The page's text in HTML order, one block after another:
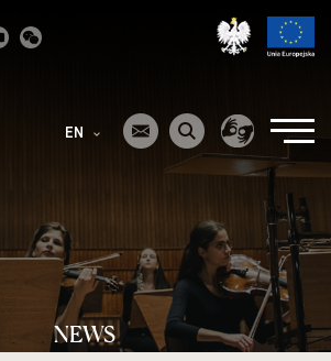
EN
NEWS